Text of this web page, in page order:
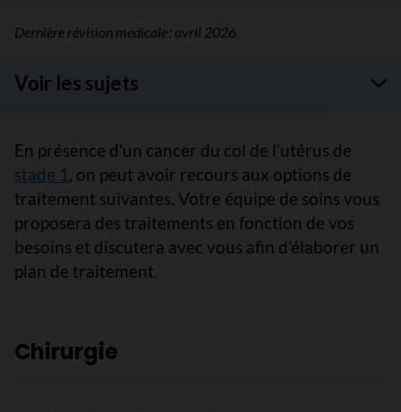
Dernière révision médicale : avril 2026
Voir les sujets
En présence d'un cancer du col de l'utérus de
stade 1 , on peut avoir recours aux options de
traitement suivantes. Votre équipe de soins vous
proposera des traitements en fonction de vos
besoins et discutera avec vous afin d’élaborer un
plan de traitement.
Chirurgie